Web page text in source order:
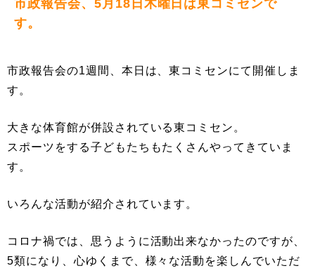
市政報告会、5月18日木曜日は東コミセンで
す。
市政報告会の1週間、本日は、東コミセンにて開催しま
す。
大きな体育館が併設されている東コミセン。
スポーツをする子どもたちもたくさんやってきていま
す。
いろんな活動が紹介されています。
コロナ禍では、思うように活動出来なかったのですが、
5類になり、心ゆくまで、様々な活動を楽しんでいただ